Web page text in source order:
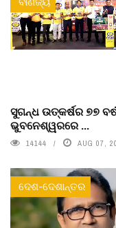
ସୁଗନ୍ଧ ଉତ୍କର୍ଷର ୭୭
ଭୁବନେଶ୍ୱରରେ ...
14144 AUG 07,
ଦେଶ-ଦେଶାନ୍ତର